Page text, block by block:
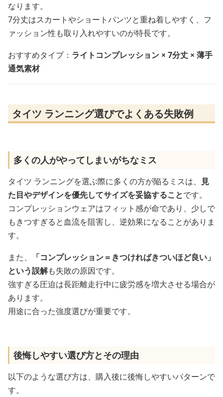
なります。
7分丈はスカートやショートパンツと重ね着しやすく、フ
ァッション性も取り入れやすいのが特長です。
おすすめタイプ： ライトコンプレッション × 7分丈 × 薄手
通気素材
タイツ ランニング選びでよくある失敗例
多くの人がやってしまいがちなミス
タイツ ランニングを選ぶ際に多くの方が陥るミスは、
見
た目やデザインを優先してサイズを妥協することです。
コンプレッションウェアはフィット感が命であり、少しで
もきつすぎると血流を阻害し、逆効果になることがありま
す。
また、
「コンプレッション＝きつければきついほど良い」
という誤解も失敗の原因です。
強すぎる圧迫は長距離走行中に疲労感を増大させる場合が
あります。
用途に合った強度選びが重要です。
後悔しやすい選び方とその理由
以下のような選び方は、購入後に後悔しやすいパターンで
す。